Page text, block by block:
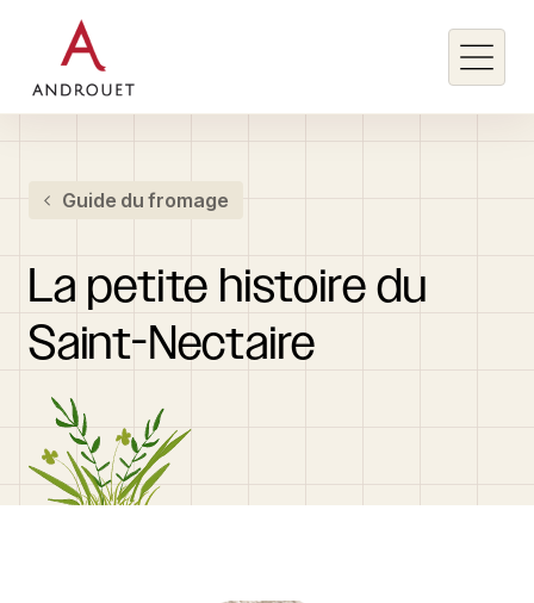
Rechercher un mot clé
Guide du fromage
La petite histoire du
Saint-Nectaire